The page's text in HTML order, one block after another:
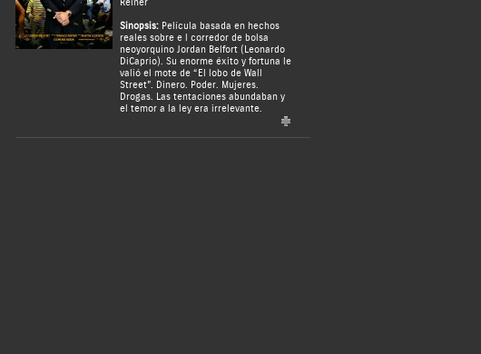
Reiner
Sinopsis:Película basada en hechos
reales sobre e l corredor de bolsa
neoyorquino Jordan Belfort (Leonardo
DiCaprio). Su enorme éxito y fortuna le
valió el mote de “El lobo de Wall
Street”. Dinero. Poder. Mujeres.
Drogas. Las tentaciones abundaban y
el temor a la ley era irrelevante.